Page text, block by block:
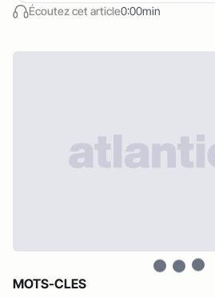
Écoutez cet article0:00min
MOTS-CLES